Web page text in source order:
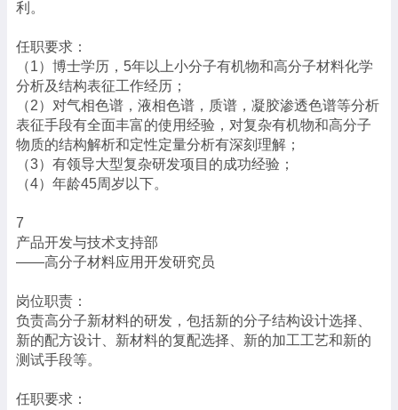
利。
任职要求：
（1）博士学历，5年以上小分子有机物和高分子材料化学
分析及结构表征工作经历；
（2）对气相色谱，液相色谱，质谱，凝胶渗透色谱等分析
表征手段有全面丰富的使用经验，对复杂有机物和高分子
物质的结构解析和定性定量分析有深刻理解；
（3）有领导大型复杂研发项目的成功经验；
（4）年龄45周岁以下。
7
产品开发与技术支持部
——高分子材料应用开发研究员
岗位职责：
负责高分子新材料的研发，包括新的分子结构设计选择、
新的配方设计、新材料的复配选择、新的加工工艺和新的
测试手段等。
任职要求：